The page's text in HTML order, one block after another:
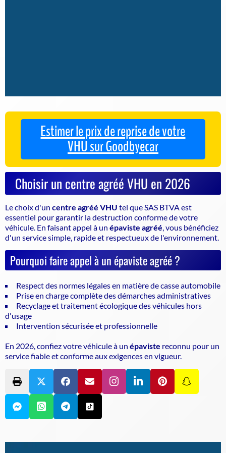
Estimer le prix de reprise de votre
VHU sur Goodbyecar
Choisir un centre agréé VHU en 2026
Le choix d'un centre agréé VHU tel que SAS BTVA est
essentiel pour garantir ladestruction conforme de votre
véhicule . En faisant appel à un épaviste agréé , vous bénéficiez
d'un service simple, rapide et respectueux de l'environnement.
Pourquoi faire appel à un épaviste agréé ?
Respect des normes légales en matière de casse automobile
Prise en charge complète des démarches administratives
Recyclage et traitement écologique des véhicules hors
d'usage
Intervention sécurisée et professionnelle
En 2026, confiez votre véhicule à un épaviste reconnu pour un
service fiable et conforme aux exigences en vigueur.